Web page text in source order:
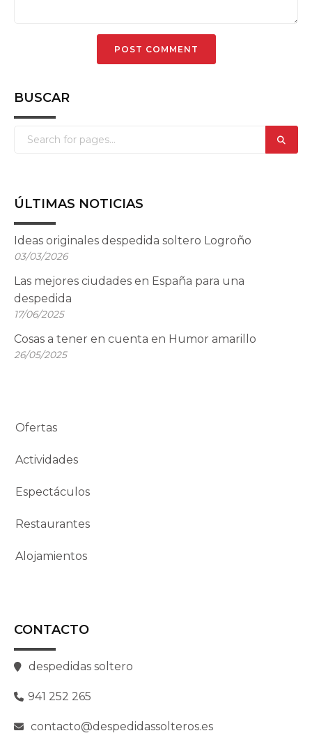
BUSCAR
ÚLTIMAS NOTICIAS
Ideas originales despedida soltero Logroño
03/03/2026
Las mejores ciudades en España para una
despedida
17/06/2025
Cosas a tener en cuenta en Humor amarillo
26/05/2025
Ofertas
Actividades
Espectáculos
Restaurantes
Alojamientos
CONTACTO
despedidas soltero
941 252 265
contacto@despedidassolteros.es